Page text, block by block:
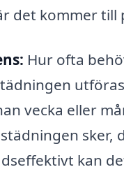
det kommer till
Hur ofta
vecka eller
sker,
kan